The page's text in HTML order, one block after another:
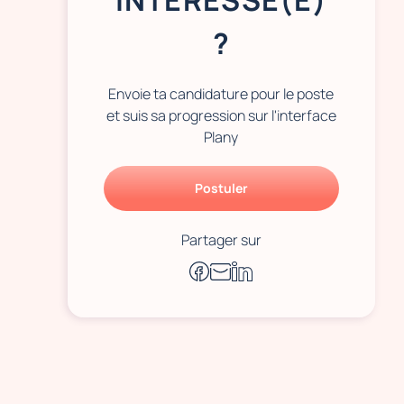
?
Envoie ta candidature pour le poste
et suis sa progression sur l'interface
Plany
Postuler
Partager sur